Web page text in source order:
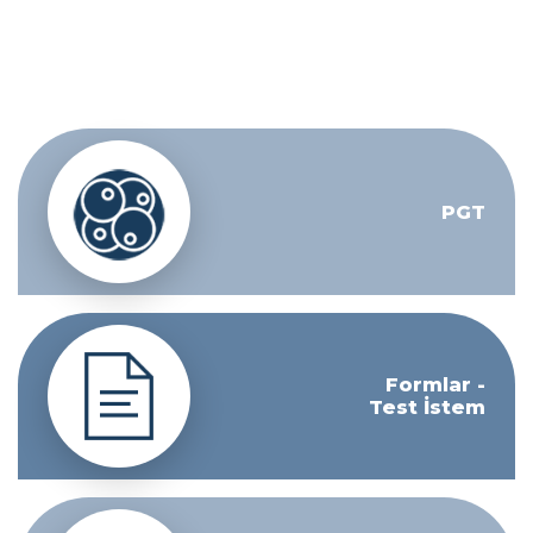
PGT
Formlar -
Test İstem